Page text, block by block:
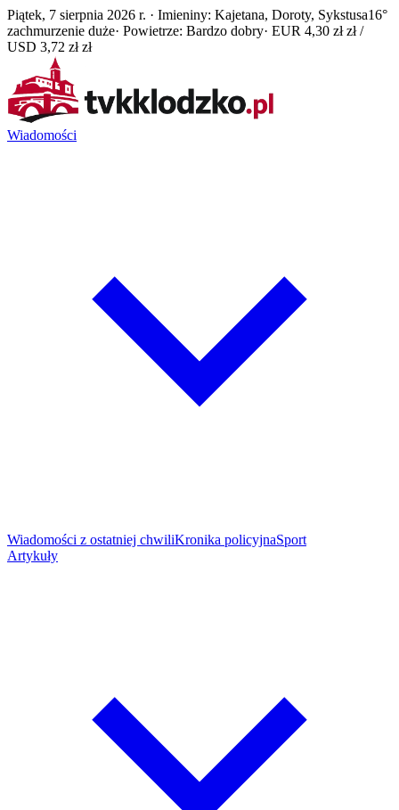
Piątek, 7 sierpnia 2026 r. · Imieniny: Kajetana, Doroty, Sykstusa16°
zachmurzenie duże· Powietrze: Bardzo dobry· EUR 4,30 zł zł /
USD 3,72 zł zł
Wiadomości
Wiadomości z ostatniej chwiliKronika policyjnaSport
Artykuły